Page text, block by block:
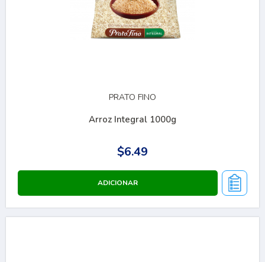
PRATO FINO
Arroz Integral 1000g
$6.49